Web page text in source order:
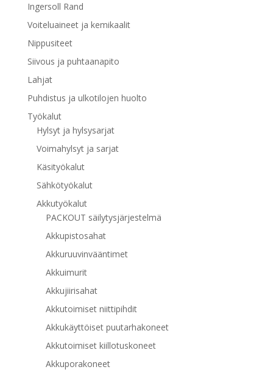
Ingersoll Rand
Voiteluaineet ja kemikaalit
Nippusiteet
Siivous ja puhtaanapito
Lahjat
Puhdistus ja ulkotilojen huolto
Työkalut
Hylsyt ja hylsysarjat
Voimahylsyt ja sarjat
Käsityökalut
Sähkötyökalut
Akkutyökalut
PACKOUT säilytysjärjestelmä
Akkupistosahat
Akkuruuvinvääntimet
Akkuimurit
Akkujiirisahat
Akkutoimiset niittipihdit
Akkukäyttöiset puutarhakoneet
Akkutoimiset kiillotuskoneet
Akkuporakoneet